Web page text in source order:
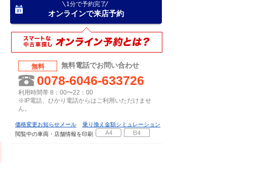
1分で予約完了
オンラインで来店予約
無料 無料電話でお問い合わせ
0078-6046-633726
利用時間帯 8：00〜22：00
※IP電話、ひかり電話からはご利用いただけませ
ん。
価格変更お知らせメール
乗り換え金額シミュレーション
閲覧中の車両・店舗情報を印刷